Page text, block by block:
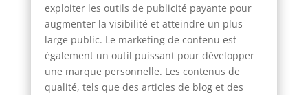
exploiter les outils de publicité payante pour
augmenter la visibilité et atteindre un plus
large public. Le marketing de contenu est
également un outil puissant pour développer
une marque personnelle. Les contenus de
qualité, tels que des articles de blog et des